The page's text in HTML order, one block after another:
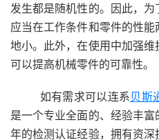
发生都是随机性的。因此，
应当在工作条件和零件的性
地小。此外，在使用中加强
可以提高机械零件的可靠性。
如有需求可以连系贝斯
是一个专业全面的、经验丰
年的检测认证经验，拥有资